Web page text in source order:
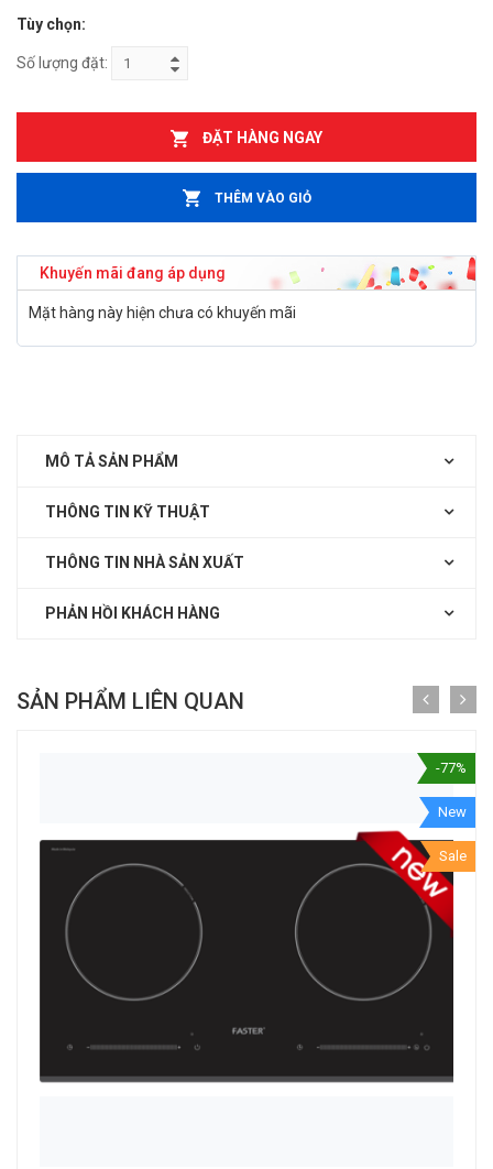
Tùy chọn:
Số lượng đặt:
ĐẶT HÀNG NGAY
THÊM VÀO GIỎ
Khuyến mãi đang áp dụng
Mặt hàng này hiện chưa có khuyến mãi
MÔ TẢ SẢN PHẨM
THÔNG TIN KỸ THUẬT
THÔNG TIN NHÀ SẢN XUẤT
PHẢN HỒI KHÁCH HÀNG
SẢN PHẨM LIÊN QUAN
-77%
New
Sale